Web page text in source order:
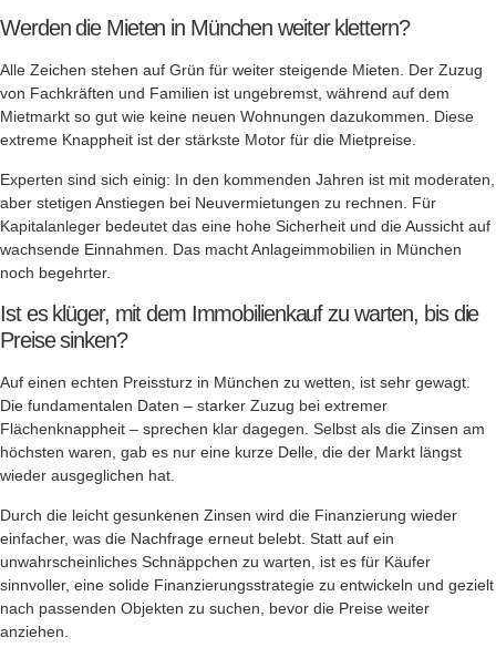
Werden die Mieten in München weiter klettern?
Alle Zeichen stehen auf Grün für weiter steigende Mieten. Der Zuzug
von Fachkräften und Familien ist ungebremst, während auf dem
Mietmarkt so gut wie keine neuen Wohnungen dazukommen. Diese
extreme Knappheit ist der stärkste Motor für die Mietpreise.
Experten sind sich einig: In den kommenden Jahren ist mit moderaten,
aber stetigen Anstiegen bei Neuvermietungen zu rechnen. Für
Kapitalanleger bedeutet das eine hohe Sicherheit und die Aussicht auf
wachsende Einnahmen. Das macht Anlageimmobilien in München
noch begehrter.
Ist es klüger, mit dem Immobilienkauf zu warten, bis die
Preise sinken?
Auf einen echten Preissturz in München zu wetten, ist sehr gewagt.
Die fundamentalen Daten – starker Zuzug bei extremer
Flächenknappheit – sprechen klar dagegen. Selbst als die Zinsen am
höchsten waren, gab es nur eine kurze Delle, die der Markt längst
wieder ausgeglichen hat.
Durch die leicht gesunkenen Zinsen wird die Finanzierung wieder
einfacher, was die Nachfrage erneut belebt. Statt auf ein
unwahrscheinliches Schnäppchen zu warten, ist es für Käufer
sinnvoller, eine solide Finanzierungsstrategie zu entwickeln und gezielt
nach passenden Objekten zu suchen, bevor die Preise weiter
anziehen.